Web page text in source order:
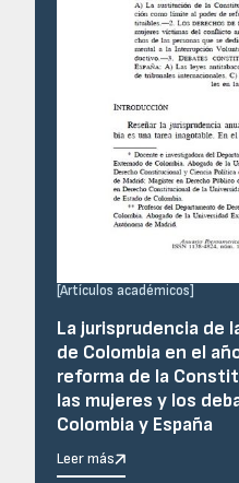
[Artículos académicos]
La jurisprudencia de
de Colombia en el
reforma de la
las mujeres y los
Colombia y España
Leer más